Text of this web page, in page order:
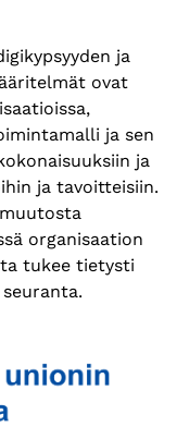
ja
ovat
ja sen
ja
ja tavoitteisiin.
organisaation
tukee tietysti